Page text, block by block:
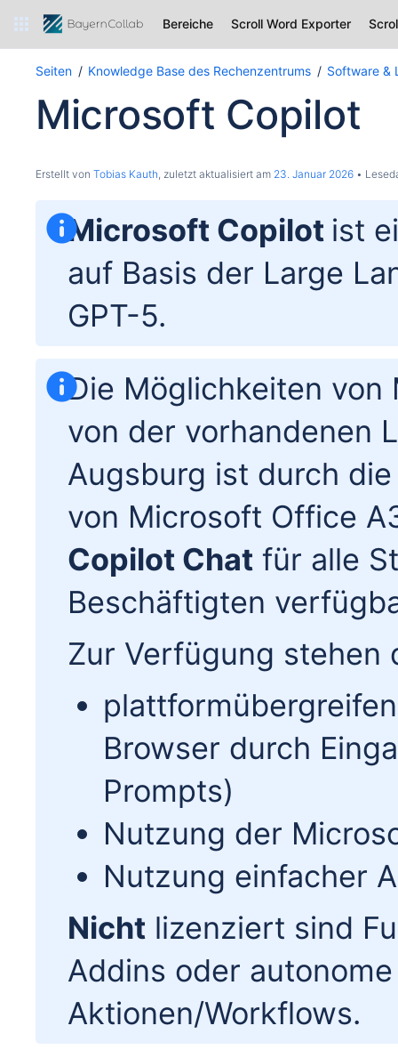
Bereiche Scroll Word Exporter
Seiten Knowledge Base des Rechenzentrums Software &
Microsoft Copilot
Erstellt von Tobias Kauth, zuletzt aktualisiert am 23. Januar 2026
Microsoft Copilot ist
auf Basis der Large
GPT-5.
Die Möglichkeiten
von der vorhandenen
Augsburg ist durch
von Microsoft Office
Copilot Chat für alle
Beschäftigten
Zur Verfügung stehen
Browser durch
Prompts)
Nutzung der
Nutzung einfacher
Nicht lizenziert sind
Addins oder
Aktionen/Workflows.